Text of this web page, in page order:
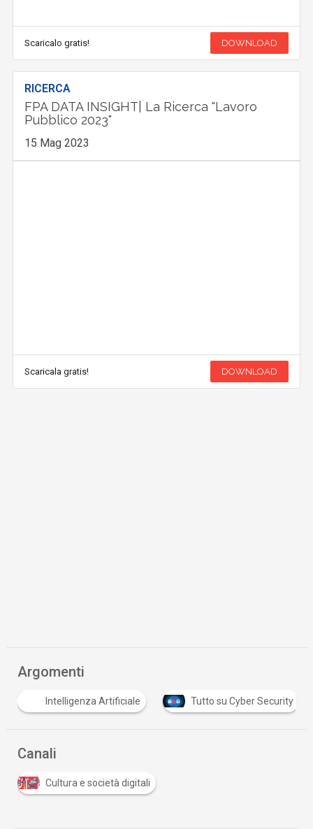
Scaricalo gratis! DOWNLOAD
RICERCA
FPA DATA INSIGHT| La Ricerca "Lavoro
Pubblico 2023"
15 Mag 2023
Scaricala gratis! DOWNLOAD
Argomenti
Intelligenza Artificiale Tutto su Cyber Security
Canali
Cultura e società digitali